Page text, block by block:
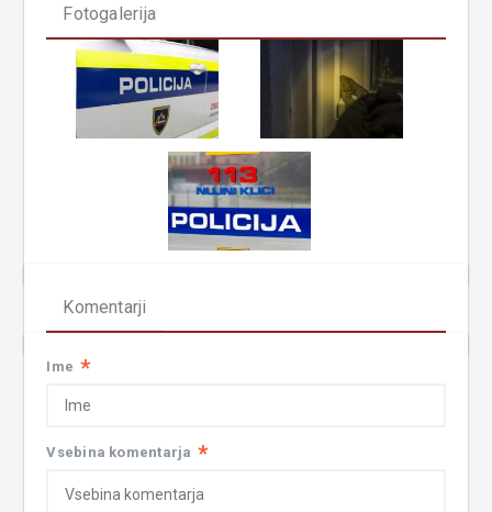
Fotogalerija
Komentarji
Ime *
Vsebina komentarja *